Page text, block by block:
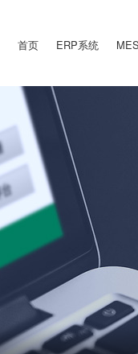
首页 ERP系统